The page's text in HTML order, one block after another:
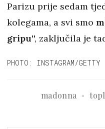
Parizu prije sedam
kolegama, a svi smo
gripu'', zaključila je
PHOTO: INSTAGRAM/GETTY
madonna